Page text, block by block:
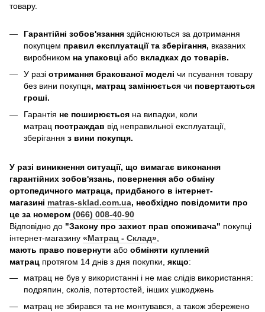
товару.
Гарантійні зобов'язання здійснюються за дотримання
покупцем правил експлуатації та зберігання, вказаних
виробником на упаковці або вкладках до товарів.
У разі отримання бракованої моделі чи псування товару
без вини покупця, матрац замінюється чи повертаються
гроші.
Гарантія не поширюється на випадки, коли
матрац постраждав від неправильної експлуатації,
зберігання з вини покупця.
У разі виникнення ситуації, що вимагає виконання
гарантійних зобов'язань, повернення або обміну
ортопедичного матраца, придбаного в інтернет-
магазині matras-sklad.com.ua, необхідно повідомити про
це за номером (066) 008-40-90
Відповідно до "Закону про захист прав споживача" покупці
інтернет-магазину «Матрац - Склад»
мають право повернути або обміняти куплений
матрац протягом 14 днів з дня покупки, якщо:
матрац не був у використанні і не має слідів використання:
подряпин, сколів, потертостей, інших ушкоджень
матрац не збирався та не монтувався, а також збережено